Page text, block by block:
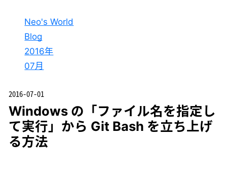
Neo's World
Blog
2016年
07月
2016-07-01
Windows の「ファイル名を指定し
て実行」から Git Bash を立ち上げ
る方法